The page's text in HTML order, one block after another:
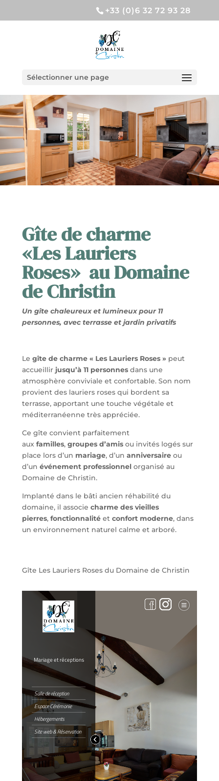
+33 (0)6 32 72 93 28
Sélectionner une page
Gîte de charme
«Les Lauriers
Roses» au Domaine
de Christin
Un gîte chaleureux et lumineux pour 11
personnes, avec terrasse et jardin privatifs
Le gîte de charme « Les Lauriers Roses » peut
accueillir jusqu’à 11 personnes dans une
atmosphère conviviale et confortable. Son nom
provient des lauriers roses qui bordent sa
terrasse, apportant une touche végétale et
méditerranéenne très appréciée.
Ce gîte convient parfaitement
aux familles, groupes d’amis ou invités logés sur
place lors d’un mariage, d’un anniversaire ou
d’un événement professionnel organisé au
Domaine de Christin.
Implanté dans le bâti ancien réhabilité du
domaine, il associe charme des vieilles
pierres, fonctionnalité et confort moderne, dans
un environnement naturel calme et arboré.
Gîte Les Lauriers Roses du Domaine de Christin